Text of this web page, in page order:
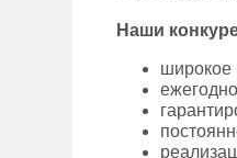
Наши
широкое